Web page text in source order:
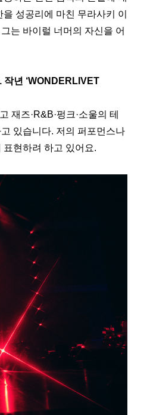
성공리에 마친 무라사키 이
는 바이럴 너머의 자신을 어
작년 ‘WONDERLIVET
재즈·R&B·펑크·소울의 테
있습니다. 저의 퍼포먼스나
현하려 하고 있어요.